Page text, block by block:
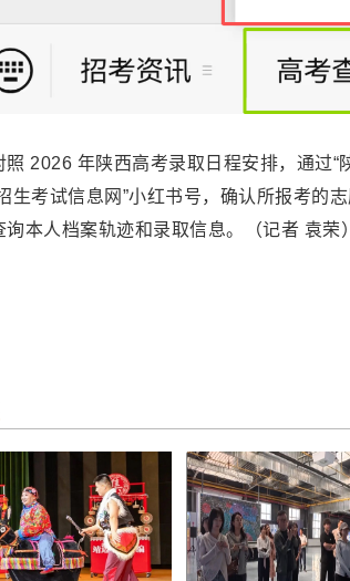
照 2026 年陕西高考录取日程安排，通过“
生考试信息网”小红书号，确认所报考的
询本人档案轨迹和录取信息。（记者 袁荣）